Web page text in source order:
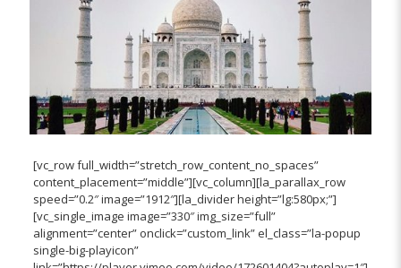
[vc_row full_width=”stretch_row_content_no_spaces”
content_placement=”middle”][vc_column][la_parallax_row
speed=”0.2″ image=”1912″][la_divider height=”lg:580px;”]
[vc_single_image image=”330″ img_size=”full”
alignment=”center” onclick=”custom_link” el_class=”la-popup
single-big-playicon”